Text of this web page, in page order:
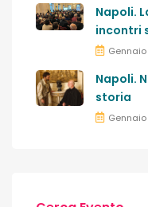
Napoli.
incontri
Napoli.
storia
Gennaio